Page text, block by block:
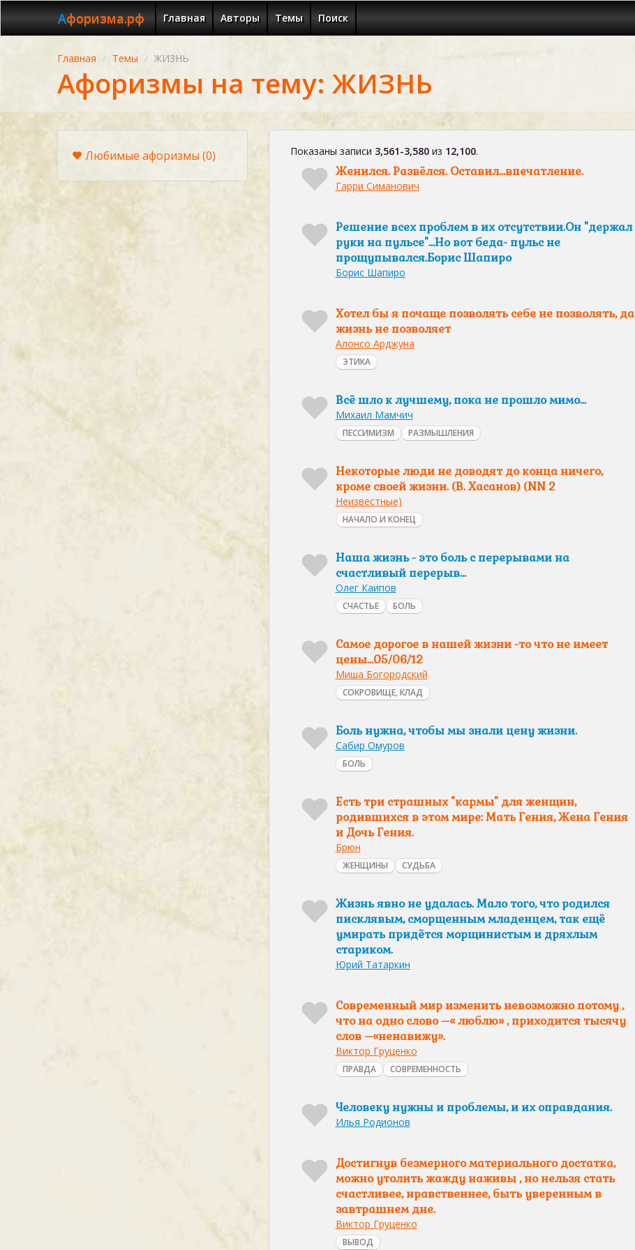
Афоризма.рф Главная Авторы Темы Поиск
Главная Темы ЖИЗНЬ
Афоризмы на тему: ЖИЗНЬ
Любимые афоризмы(0) Показаны записи 3,561-3,580из 12,100.
Женился. Развёлся. Оставил…впечатление.
Гарри Симанович
Решение всех проблем в их отсутствии.Он "держал
руки на пульсе"...Но вот беда- пульс не
прощупывался.Борис Шапиро
Борис Шапиро
Хотел бы я почаще позволять себе не позволять, да
жизнь не позволяет
Алонсо Арджуна
ЭТИКА
Всё шло к лучшему, пока не прошло мимо…
Михаил Мамчич
ПЕССИМИЗМ РАЗМЫШЛЕНИЯ
Некоторые люди не доводят до конца ничего,
кроме своей жизни. (В. Хасанов) (NN 2
Неизвестные)
НАЧАЛО И КОНЕЦ
Наша жизнь - это боль с перерывами на
счастливый перерыв...
Олег Каипов
СЧАСТЬЕ БОЛЬ
Самое дорогое в нашей жизни -то что не имеет
цены...05/06/12
Миша Богородский
СОКРОВИЩЕ, КЛАД
Боль нужна, чтобы мы знали цену жизни.
Сабир Омуров
БОЛЬ
Есть три страшных "кармы" для женщин,
родившихся в этом мире: Мать Гения, Жена Гения
и Дочь Гения.
Брюн
ЖЕНЩИНЫ СУДЬБА
Жизнь явно не удалась. Мало того, что родился
писклявым, сморщенным младенцем, так ещё
умирать придётся морщинистым и дряхлым
стариком.
Юрий Татаркин
Современный мир изменить невозможно потому ,
что на одно слово –« люблю» , приходится тысячу
слов –«ненавижу».
Виктор Груценко
ПРАВДА СОВРЕМЕННОСТЬ
Человеку нужны и проблемы, и их оправдания.
Илья Родионов
Достигнув безмерного материального достатка,
можно утолить жажду наживы , но нельзя стать
счастливее, нравственнее, быть уверенным в
завтрашнем дне.
Виктор Груценко
ВЫВОД